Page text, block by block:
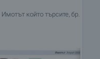
който търсите, бр.